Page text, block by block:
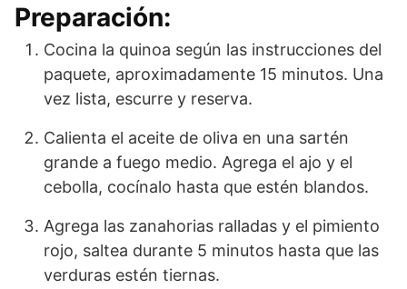
Preparación:
Cocina la quinoa según las instrucciones del
paquete, aproximadamente 15 minutos. Una
vez lista, escurre y reserva.
Calienta el aceite de oliva en una sartén
grande a fuego medio. Agrega el ajo y el
cebolla, cocínalo hasta que estén blandos.
Agrega las zanahorias ralladas y el pimiento
rojo, saltea durante 5 minutos hasta que las
verduras estén tiernas.